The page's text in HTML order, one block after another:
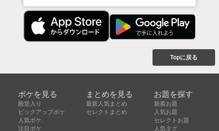
Topに戻る
ボケを見る
殿堂入り
ピックアップボケ
人気ボケ
注目ボケ
まとめを見る
最新人気まとめ
セレクトまとめ
お題を探す
新着お題
人気お題
セレクトお題
人気タグ